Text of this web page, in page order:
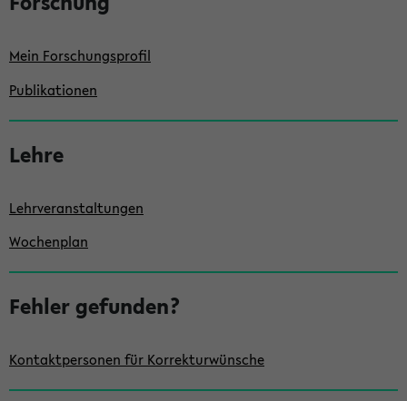
e
t
e
n
l
i
s
Mein Forschungsprofil
Publikationen
Lehre
Lehrveranstaltungen
Wochenplan
Fehler gefunden?
Kontaktpersonen für Korrekturwünsche